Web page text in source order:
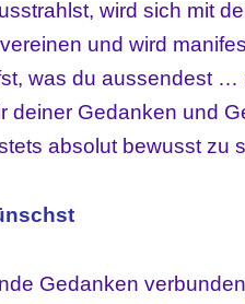
wird sich mit
und wird
was du aussendest …
deiner Gedanken und
absolut bewusst zu
Gedanken